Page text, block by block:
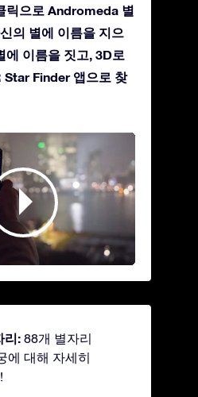
릭으로 Andromeda 별
의 별에 이름을 지으
에 이름을 짓고, 3D로
Star Finder 앱으로 찾
리: 88개 별자리
에 대해 자세히